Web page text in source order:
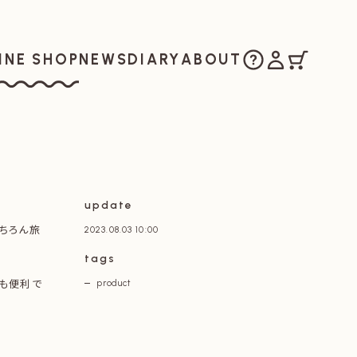
SHOP NEWSお知らせ
DIARY日記
ABOUT 私たちについて
ご購入方法
マイアカウ
ろん旅
便利で
update
2023.08.03 10:00
tags
product